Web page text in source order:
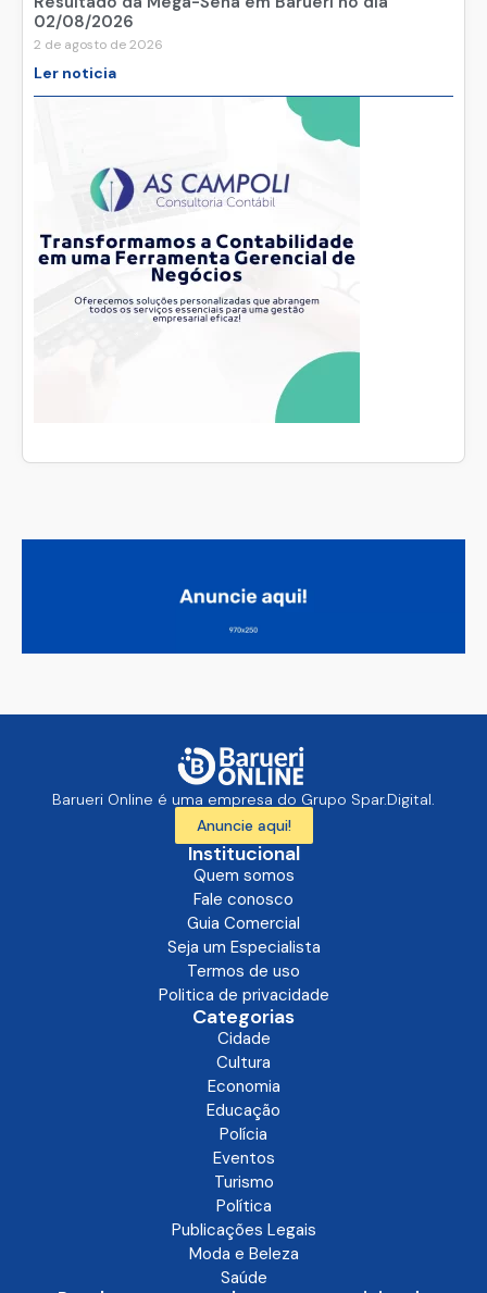
02/08/2026
2 de agosto de 2026
Ler noticia
Barueri Online é uma empresa do Grupo Spar.Digital.
Anuncie aqui!
Institucional
Quem somos
Fale conosco
Guia Comercial
Seja um Especialista
Termos de uso
Politica de privacidade
Categorias
Cidade
Cultura
Economia
Educação
Polícia
Eventos
Turismo
Política
Publicações Legais
Moda e Beleza
Saúde